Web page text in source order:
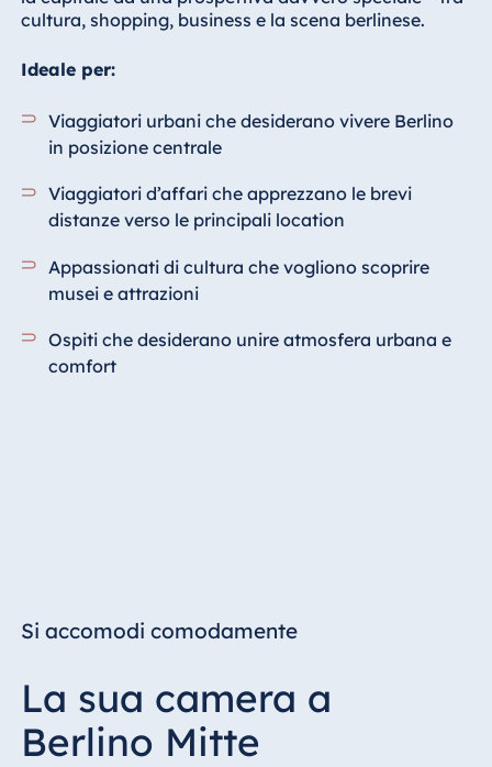
cultura, shopping, business e la scena berlinese.
Ideale per:
Viaggiatori urbani che desiderano vivere Berlino
in posizione centrale
Viaggiatori d’affari che apprezzano le brevi
distanze verso le principali location
Appassionati di cultura che vogliono scoprire
musei e attrazioni
Ospiti che desiderano unire atmosfera urbana e
comfort
Si accomodi comodamente
La sua camera a
Berlino Mitte